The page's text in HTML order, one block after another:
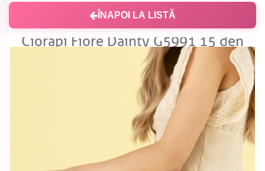
ÎNAPOI LA LISTĂ
Ciorapi Fiore Dainty G5991 15 den